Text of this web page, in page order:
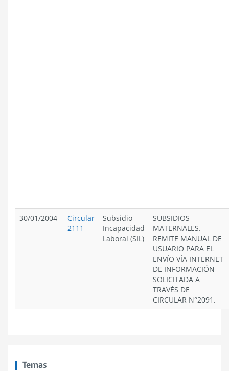
30/01/2004
Circular
2111
Subsidio
Incapacidad
Laboral (SIL)
SUBSIDIOS
MATERNALES.
REMITE MANUAL DE
USUARIO PARA EL
ENVÍO VÍA INTERNET
DE INFORMACIÓN
SOLICITADA A
TRAVÉS DE
CIRCULAR N°2091.
Temas